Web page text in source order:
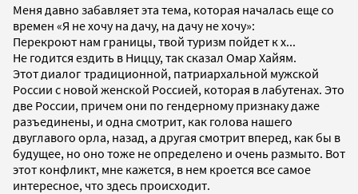
Меня давно забавляет эта тема, которая началась еще со
времен «Я не хочу на дачу, на дачу не хочу»:
Перекроют нам границы, твой туризм пойдет к х...
Не годится ездить в Ниццу, так сказал Омар Хайям.
Этот диалог традиционной, патриархальной мужской
России с новой женской Россией, которая в лабутенах. Это
две России, причем они по гендерному признаку даже
разъединены, и одна смотрит, как голова нашего
двуглавого орла, назад, а другая смотрит вперед, как бы в
будущее, но оно тоже не определено и очень размыто. Вот
этот конфликт, мне кажется, в нем кроется все самое
интересное, что здесь происходит.